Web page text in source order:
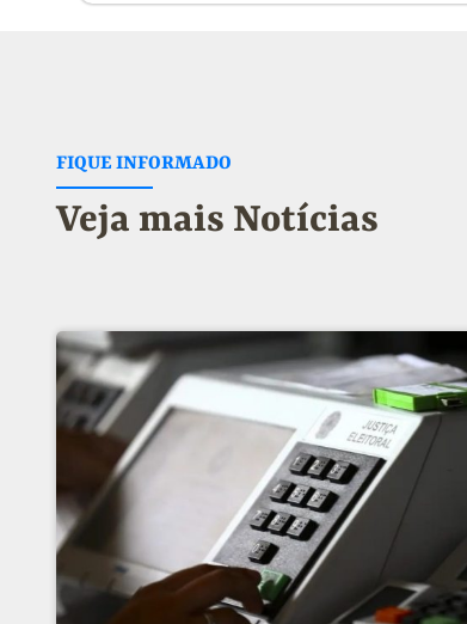
FIQUE INFORMADO
Veja mais Notícias